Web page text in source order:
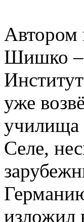
Автором
Шишко –
уже
училища
Селе,
изложил